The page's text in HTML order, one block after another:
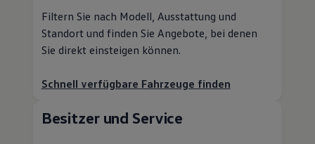
Filtern Sie nach Modell, Ausstattung und
Standort und finden Sie Angebote, bei denen
Sie direkt einsteigen können.
Schnell verfügbare Fahrzeuge finden
Besitzer und Service